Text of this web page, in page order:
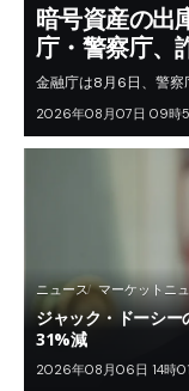
暗号資産の出
庁・警察庁、
金融庁は8月6日、警察
2026年08月07日 09時
ニュース マーケットニ
ジャック・ドーシー
31%減
2026年08月06日 14時